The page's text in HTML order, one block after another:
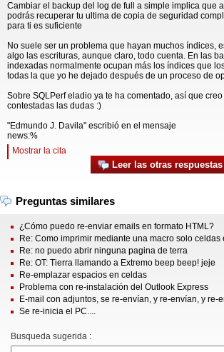
Cambiar el backup del log de full a simple implica que
podrás recuperar tu ultima de copia de seguridad
para ti es suficiente
No suele ser un problema que hayan muchos índices,
algo las escrituras, aunque claro, todo cuenta. En las
indexadas normalmente ocupan más los índices que
todas la que yo he dejado después de un proceso de
Sobre SQLPerf eladio ya te ha comentado, así que
contestadas las dudas :)
"Edmundo J. Davila" escribió en el mensaje
news:%
Mostrar la cita
Leer las otras respuestas
Preguntas similares
¿Cómo puedo re-enviar emails en formato HTML?
Re: Como imprimir mediante una macro solo celdas
Re: no puedo abrir ninguna pagina de terra
Re: OT: Tierra llamando a Extremo beep beep! jeje
Re-emplazar espacios en celdas
Problema con re-instalación del Outlook Express
E-mail con adjuntos, se re-envían, y re-envían, y re-
Se re-inicia el PC....
Busqueda sugerida :